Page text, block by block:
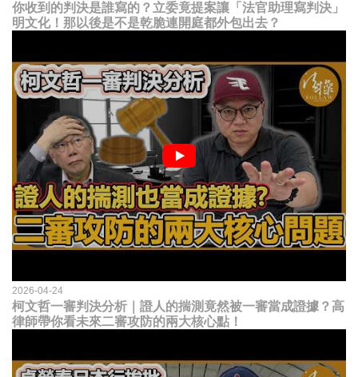
你收到的判決是誰寫的？立委竟提案讓「法官助理寫判決」
明文化！那以後是不是乾脆連開庭都外包出去？
2026-04-24
柯文哲一審判決分析｜證人的揣測竟然被一審當成證據？高
律師帶你看未來二審攻防的兩大核心點！